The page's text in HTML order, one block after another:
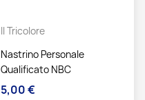
Il Tricolore
Nastrino Personale
Qualificato NBC
Prezzo
5,00 €